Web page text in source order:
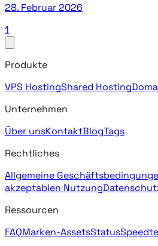
28. Februar 2026
1
Produkte
VPS HostingShared Hosting
Unternehmen
Über unsKontaktBlogTags
Rechtliches
Allgemeine
akzeptablen Nutzung
Ressourcen
FAQMarken-AssetsStatus